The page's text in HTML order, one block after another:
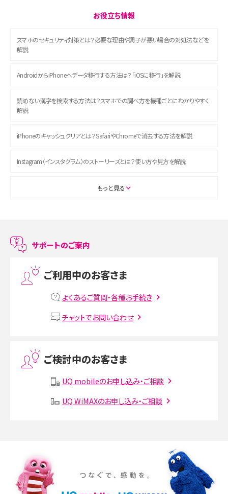
お役立ち情報
スマホのセキュリティ対策とは？必要な理由や調子が悪い場合の対処法などを
解説
AndroidからiPhoneへデータ移行する方法は？「iOSに移行」を解説
読めない漢字を検索する方法は？スマホでの調べ方を機種ごとにわかりやすく
解説
iPhoneのキャッシュクリアとは？SafariやChromeで消去する方法を解説
Instagram（インスタグラム）のストーリーズとは？使い方や見方を解説
ASMRとは？初心者向けの代表ジャンルや楽しみ方を解説
LINEで友だちを削除する方法は？方法ごとの影響や復活・復元する方法も解説
プリペイドSIMとは？種類やメリット・デメリット、利用までの流れを解説
VPN接続とは？仕組みや必要性、メリット・デメリット、接続方法を解説
Instagram（インスタグラム）でスクショするとバレる？バレるケースや撮り方も解
SMSとは？料金やできること、注意点や届かない時の対処法を解説
iPhone 16eとiPhone SE（第3世代）の違いは？サイズやスペックを比較して解説
iPhone 16eとiPhone 14を徹底比較！スペック・機能の違いをわかりやすく紹介
もっと見る
サポートのご案内
ご利用中のお客さま
よくあるご質問・各種お手続き
チャットでお問い合わせ
ご検討中のお客さま
UQ mobileのお申し込み・ご相談
UQ WiMAXのお申し込み・ご相談